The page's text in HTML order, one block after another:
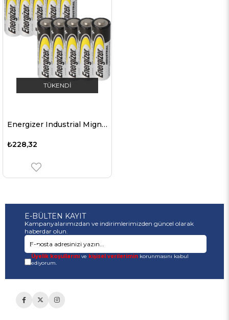
TÜKENDI
Energizer Industrial Mignon, AA, LR6, MN1500, alkalin pil 1.5V, 10'lu pratik bir pakette
₺228,32
E-BÜLTEN KAYIT
Kampanyalarımızdan ve indirimlerimizden güncel olarak
haberdar olun.
Üyelik koşullarınıve kişisel verileriminkorunmasını kabul
ediyorum.